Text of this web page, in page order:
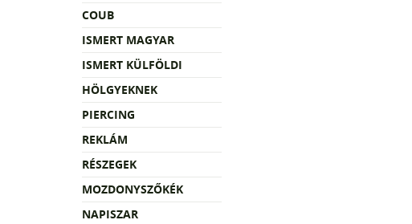
COUB
ISMERT MAGYAR
ISMERT KÜLFÖLDI
HÖLGYEKNEK
PIERCING
REKLÁM
RÉSZEGEK
MOZDONYSZŐKÉK
NAPISZAR